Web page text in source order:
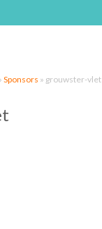
Sponsors » grouwster-vlet